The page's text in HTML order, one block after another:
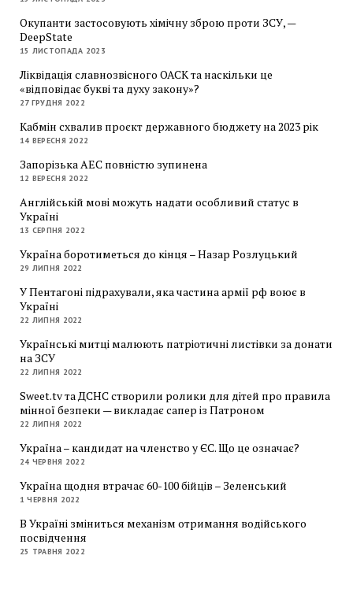
Окупанти застосовують хімічну зброю проти ЗСУ, —
DeepState
15 ЛИСТОПАДА 2023
Ліквідація славнозвісного ОАСК та наскільки це
«відповідає букві та духу закону»?
27 ГРУДНЯ 2022
Кабмін схвалив проєкт державного бюджету на 2023 рік
14 ВЕРЕСНЯ 2022
Запорізька АЕС повністю зупинена
12 ВЕРЕСНЯ 2022
Англійській мові можуть надати особливий статус в
Україні
13 СЕРПНЯ 2022
Україна боротиметься до кінця – Назар Розлуцький
29 ЛИПНЯ 2022
У Пентагоні підрахували, яка частина армії рф воює в
Україні
22 ЛИПНЯ 2022
Українські митці малюють патріотичні листівки за донати
на ЗСУ
22 ЛИПНЯ 2022
Sweet.tv та ДСНС створили ролики для дітей про правила
мінної безпеки — викладає сапер із Патроном
22 ЛИПНЯ 2022
Україна – кандидат на членство у ЄС. Що це означає?
24 ЧЕРВНЯ 2022
Україна щодня втрачає 60-100 бійців – Зеленський
1 ЧЕРВНЯ 2022
В Україні зміниться механізм отримання водійського
посвідчення
25 ТРАВНЯ 2022